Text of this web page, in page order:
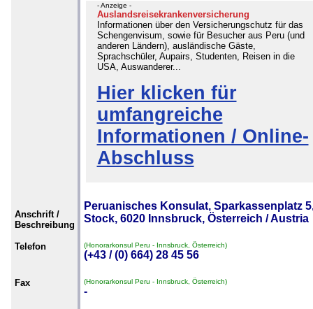
- Anzeige -
Auslandsreisekrankenversicherung
Informationen über den Versicherungschutz für das
Schengenvisum, sowie für Besucher aus Peru (und
anderen Ländern), ausländische Gäste,
Sprachschüler, Aupairs, Studenten, Reisen in die
USA, Auswanderer...
Hier klicken für
umfangreiche
Informationen / Online-
Abschluss
Anschrift /
Beschreibung
Peruanisches Konsulat, Sparkassenplatz
Stock, 6020 Innsbruck, Österreich / Austria
Telefon (Honorarkonsul Peru - Innsbruck, Österreich)
(+43 / (0) 664) 28 45 56
Fax (Honorarkonsul Peru - Innsbruck, Österreich)
-